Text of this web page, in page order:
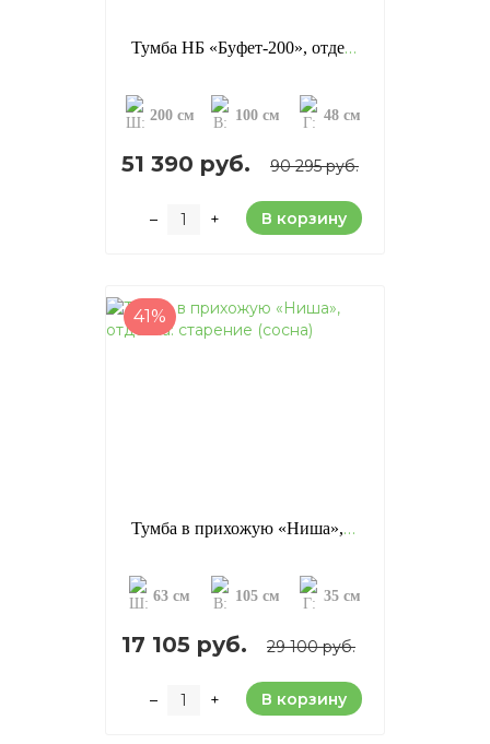
Тумба НБ «Буфет-200», отделка: старение (сосна)
200 см 100 см 48 см
51 390 руб. 90 295 руб.
– + В корзину
41%
Тумба в прихожую «Ниша», отделка: старение (сосна)
63 см 105 см 35 см
17 105 руб. 29 100 руб.
– + В корзину